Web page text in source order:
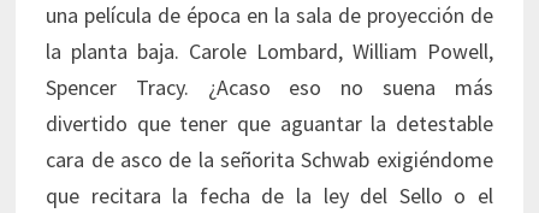
una película de época en la sala de proyección de
la planta baja. Carole Lombard, William Powell,
Spencer Tracy. ¿Acaso eso no suena más
divertido que tener que aguantar la detestable
cara de asco de la señorita Schwab exigiéndome
que recitara la fecha de la ley del Sello o el